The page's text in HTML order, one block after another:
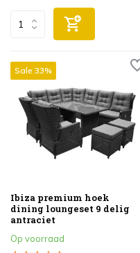
Sale 33%
Ibiza premium hoek
dining loungeset 9 delig
antraciet
Op voorraad